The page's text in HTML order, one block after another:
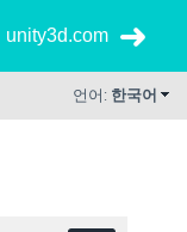
unity3d.com
언어: 한국어